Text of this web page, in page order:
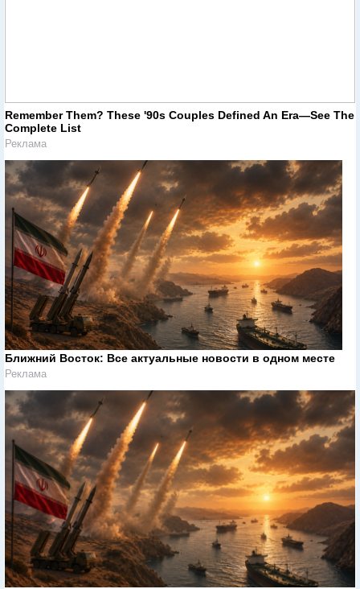
Remember Them? These '90s Couples Defined An Era—See The
Complete List
Реклама
Ближний Восток: Все актуальные новости в одном месте
Реклама